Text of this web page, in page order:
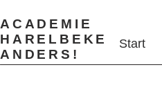
ACADEMIE
HARELBEKE
ANDERS!
Start